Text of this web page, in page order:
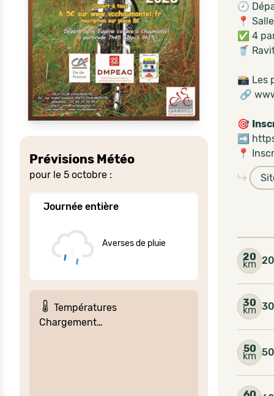
Prévisions Météo
pour le 5 octobre :
Journée entière
Averses de pluie
Températures
Chargement…
🕗
📍
✅ 4
🥤
📸 Les
🔗
🎯
➡️
📍
20
km
30
km
50
km